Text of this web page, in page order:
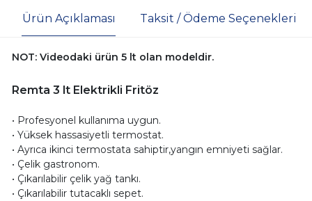
Ürün Açıklaması Taksit / Ödeme Seçenekleri
NOT: Videodaki ürün 5 lt olan modeldir.
Remta 3 lt Elektrikli Fritöz
• Profesyonel kullanıma uygun.
• Yüksek hassasiyetli termostat.
• Ayrıca ikinci termostata sahiptir,yangın emniyeti sağlar.
• Çelik gastronom.
• Çıkarılabilir çelik yağ tankı.
• Çıkarılabilir tutacaklı sepet.